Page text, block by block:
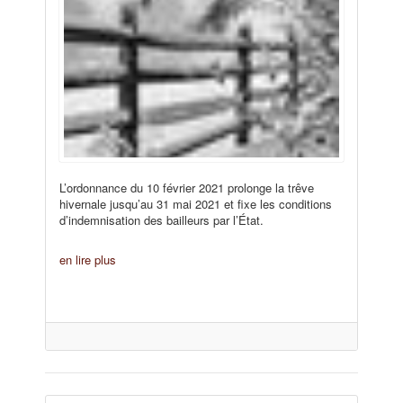
L’ordonnance du 10 février 2021 prolonge la trêve
hivernale jusqu’au 31 mai 2021 et fixe les conditions
d’indemnisation des bailleurs par l’État.
en lire plus